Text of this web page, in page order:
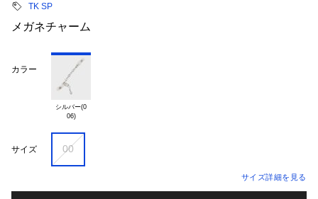
TK SP
メガネチャーム
カラー
シルバー(0
06)
サイズ 00
サイズ詳細を見る